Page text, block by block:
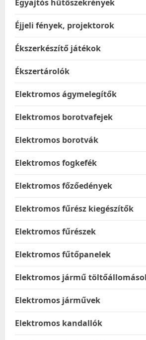
Egyajtós hűtőszekrények
Éjjeli fények, projektorok
Ékszerkészítő játékok
Ékszertárolók
Elektromos ágymelegítők
Elektromos borotvafejek
Elektromos borotvák
Elektromos fogkefék
Elektromos főzőedények
Elektromos fűrész kiegészítők
Elektromos fűrészek
Elektromos fűtőpanelek
Elektromos jármű
Elektromos járművek
Elektromos kandallók